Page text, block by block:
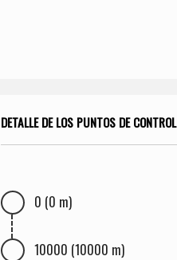
DETALLE DE LOS PUNTOS DE CONTROL
0 (0 m)
10000 (10000 m)